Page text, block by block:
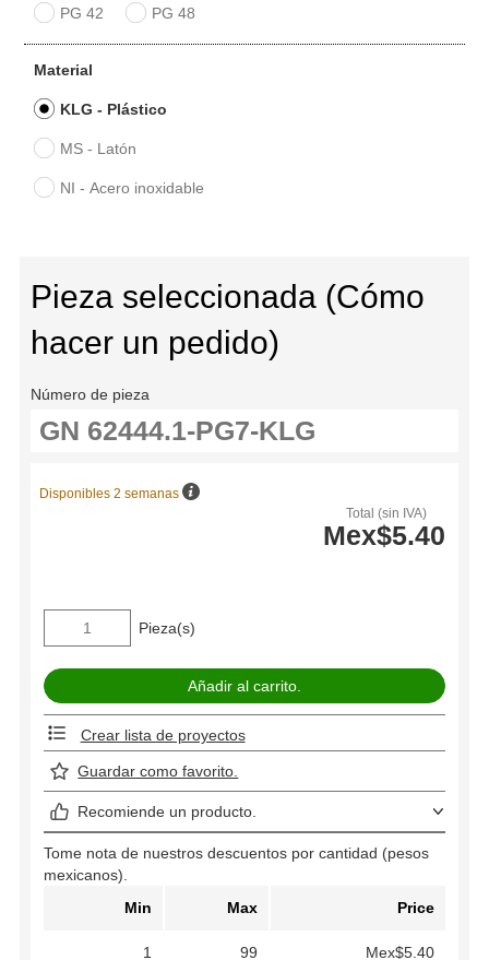
PG 42 PG 48
Material
KLG - Plástico
MS - Latón
NI - Acero inoxidable
Pieza seleccionada (Cómo
hacer un pedido)
Número de pieza
Total (sin IVA)
Mex$5.40
Disponibles 2 semanas
Pieza(s)
Crear lista de proyectos
Guardar como favorito.
Recomiende un producto.
Tome nota de nuestros descuentos por cantidad (pesos
mexicanos).
Min
Max Price
1 99 Mex$5.40